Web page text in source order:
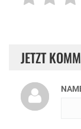
JETZT